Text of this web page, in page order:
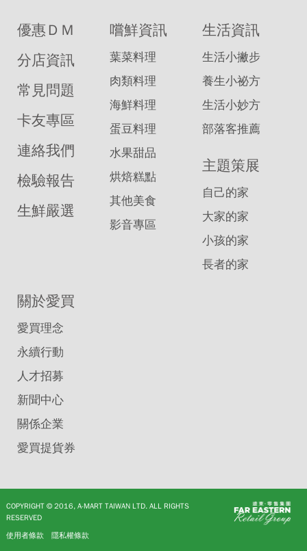
優惠ＤＭ
分店資訊
常見問題
卡友專區
連絡我們
檢驗報告
生鮮嚴選
嚐鮮資訊
葉菜料理
肉類料理
海鮮料理
蛋豆料理
水果甜品
烘焙糕點
其他美食
影音專區
生活資訊
生活小撇步
養生小祕方
生活小妙方
部落客推薦
主題策展
自己的家
大家的家
小孩的家
長者的家
關於愛買
愛買理念
永續行動
人才招募
新聞中心
關係企業
愛買提貨券
COPYRIGHT © 2016, A-MART TAIWAN LTD. ALL RIGHTS
RESERVED
使用者條款
隱私權條款